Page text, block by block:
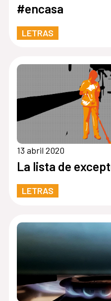
#encasa
LETRAS
13 abril 2020
La lista de
LETRAS